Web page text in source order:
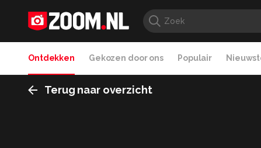
Ontdekken Gekozen door ons Populair
Terug naar overzicht